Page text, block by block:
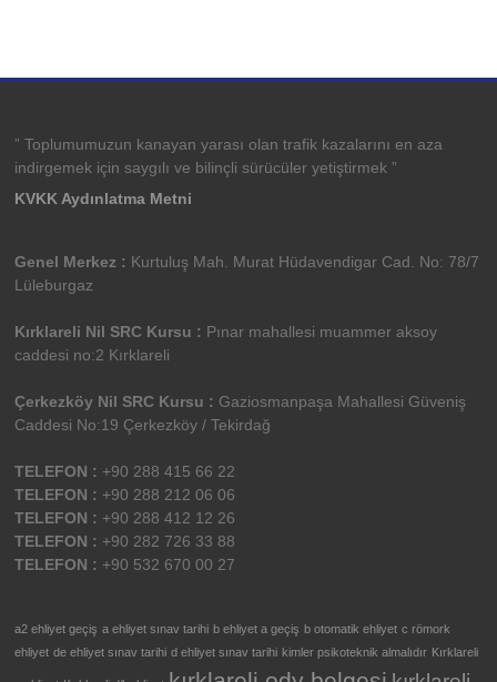
” Toplumumuzun kanayan yarası olan trafik kazalarını en aza
indirgemek için saygılı ve bilinçli sürücüler yetiştirmek ”
KVKK Aydınlatma Metni
Genel Merkez : Kurtuluş Mah. Murat Hüdavendigar Cad. No: 78/7
Lüleburgaz
Kırklareli Nil SRC Kursu : Pınar mahallesi muammer aksoy
caddesi no:2 Kırklareli
Çerkezköy Nil SRC Kursu : Gaziosmanpaşa Mahallesi Güveniş
Caddesi No:19 Çerkezköy / Tekirdağ
TELEFON : +90 288 415 66 22
TELEFON : +90 288 212 06 06
TELEFON : +90 288 412 12 26
TELEFON : +90 282 726 33 88
TELEFON : +90 532 670 00 27
a2 ehliyet geçiş a ehliyet sınav tarihi b ehliyet a geçiş b otomatik ehliyet c römork
ehliyet de ehliyet sınav tarihi d ehliyet sınav tarihi kimler psikoteknik almalıdır Kırklareli